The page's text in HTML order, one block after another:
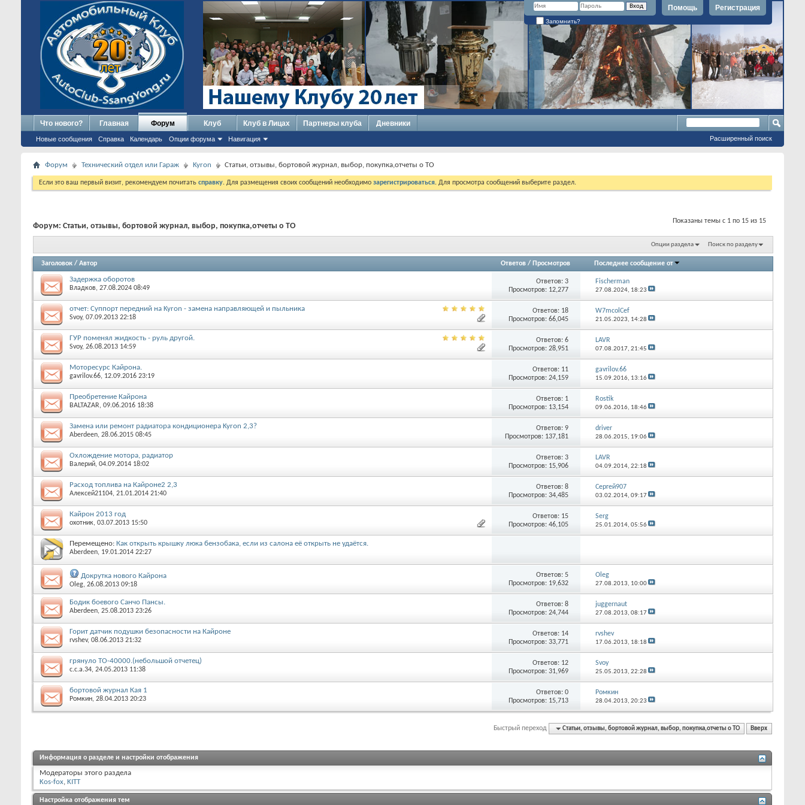
Регистрация
Помощь
Запомнить?
Что нового? Главная Форум
Новые сообщения Справка Календарь Опции форума Навигация
Клуб Клуб в Лицах Партнеры клуба Дневники
Расширенный поиск
Форум Технический отдел или Гараж Kyron Статьи, отзывы, бортовой журнал, выбор, покупка,отчеты о ТО
Если это ваш первый визит, рекомендуем почитать справку. Для размещения своих сообщений необходимо зарегистрироваться. Для просмотра сообщений выберите раздел.
Показаны темы с 1 по 15 из 15
Форум: Статьи, отзывы, бортовой журнал, выбор, покупка,отчеты о ТО
Опции раздела Поиск по разделу
Заголовок / Автор Ответов / Просмотров Последнее сообщение от
Задержка оборотов
Владков, 27.08.2024 08:49
Ответов:3
Просмотров: 12,277
Fischerman
27.08.2024, 18:23
отчет: Суппорт передний на Kyron - замена направляющей и пыльника
Svoy, 07.09.2013 22:18
Ответов: 18
Просмотров: 66,045
W7mcolCef
21.05.2023, 14:28
ГУР поменял жидкость - руль другой.
Svoy, 26.08.2013 14:59
Ответов:6
Просмотров: 28,951
LAVR
07.08.2017, 21:45
Моторесурс Кайрона.
gavrilov.66, 12.09.2016 23:19
Ответов: 11
Просмотров: 24,159
gavrilov.66
15.09.2016, 13:16
Преобретение Кайрона
BALTAZAR, 09.06.2016 18:38
Ответов: 1
Просмотров: 13,154
Rostik
09.06.2016, 18:46
Замена или ремонт радиатора кондиционера Kyron 2,3?
Aberdeen, 28.06.2015 08:45
Ответов:9
Просмотров: 137,181
driver
28.06.2015, 19:06
Охлождение мотора, радиатор
Валерий, 04.09.2014 18:02
Ответов:3
Просмотров: 15,906
LAVR
04.09.2014, 22:18
Расход топлива на Кайроне2 2,3
Алексей21104, 21.01.2014 21:40
Ответов:8
Просмотров: 34,485
Сергей907
03.02.2014, 09:17
Кайрон 2013 год
охотник, 03.07.2013 15:50
Ответов: 15
Просмотров: 46,105
Serg
25.01.2014, 05:56
Перемещено: Как открыть крышку люка бензобака, если из салона её открыть не удаётся.
Aberdeen, 19.01.2014 22:27
Докрутка нового Кайрона
Oleg, 26.08.2013 09:18
Ответов:5
Просмотров: 19,632
Oleg
27.08.2013, 10:00
Бодик боевого Санчо Пансы.
Aberdeen, 25.08.2013 23:26
Ответов:8
Просмотров: 24,744
juggernaut
27.08.2013, 08:17
Горит датчик подушки безопасности на Кайроне
rvshev, 08.06.2013 21:32
Ответов: 14
Просмотров: 33,771
rvshev
17.06.2013, 18:18
грянуло ТО-40000.(небольшой отчетец)
c.c.a.34, 24.05.2013 11:38
Ответов: 12
Просмотров: 31,969
Svoy
25.05.2013, 22:28
бортовой журнал Кая 1
Ромкин, 28.04.2013 20:23
Ответов:0
Просмотров: 15,713
Ромкин
28.04.2013, 20:23
Быстрый переход Статьи, отзывы, бортовой журнал, выбор, покупка,отчеты о ТО Вверх
Информация о разделе и настройки отображения
Модераторы этого раздела
Kos-fox, KITT
Настройка отображения тем